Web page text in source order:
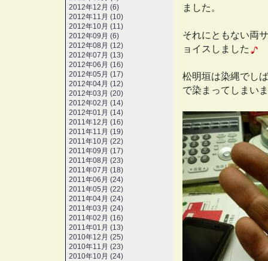
ました。
それにともない両
ョイスしました
松明垣は染縄でし
で染まってしまい
2012年12月 (6)
2012年11月 (10)
2012年10月 (11)
2012年09月 (6)
2012年08月 (12)
2012年07月 (13)
2012年06月 (16)
2012年05月 (17)
2012年04月 (12)
2012年03月 (20)
2012年02月 (14)
2012年01月 (14)
2011年12月 (16)
2011年11月 (19)
2011年10月 (22)
2011年09月 (17)
2011年08月 (23)
2011年07月 (18)
2011年06月 (24)
2011年05月 (22)
2011年04月 (24)
2011年03月 (24)
2011年02月 (16)
2011年01月 (13)
2010年12月 (25)
2010年11月 (23)
2010年10月 (24)